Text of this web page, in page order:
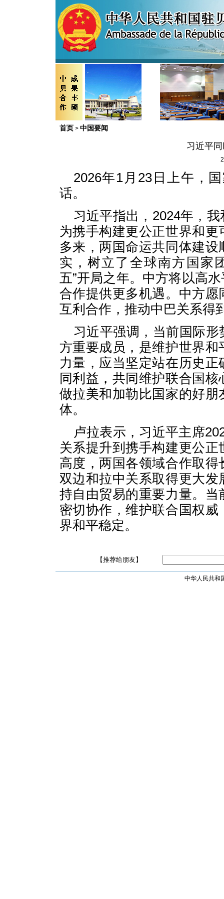
首页 > 中国要闻
习近平
2026年1月23日上午，
话。
习近平指出，2024年，
为携手构建更公正世界和
多来，两国命运共同体建
实，树立了全球南方国家
五”开局之年。中方将以高
合作提供更多机遇。中方
互利合作，推动中巴关系得
习近平强调，当前国际
方重要成员，是维护世界
力量，应当坚定站在历史
同利益，共同维护联合国
做拉美和加勒比国家的好
体。
卢拉表示，习近平主席
关系提升到携手构建更公
高度，两国各领域合作取
双边和拉中关系取得更大
持自由贸易的重要力量。
密切协作，维护联合国权
界和平稳定。
【推荐给朋友】
中华人民共和